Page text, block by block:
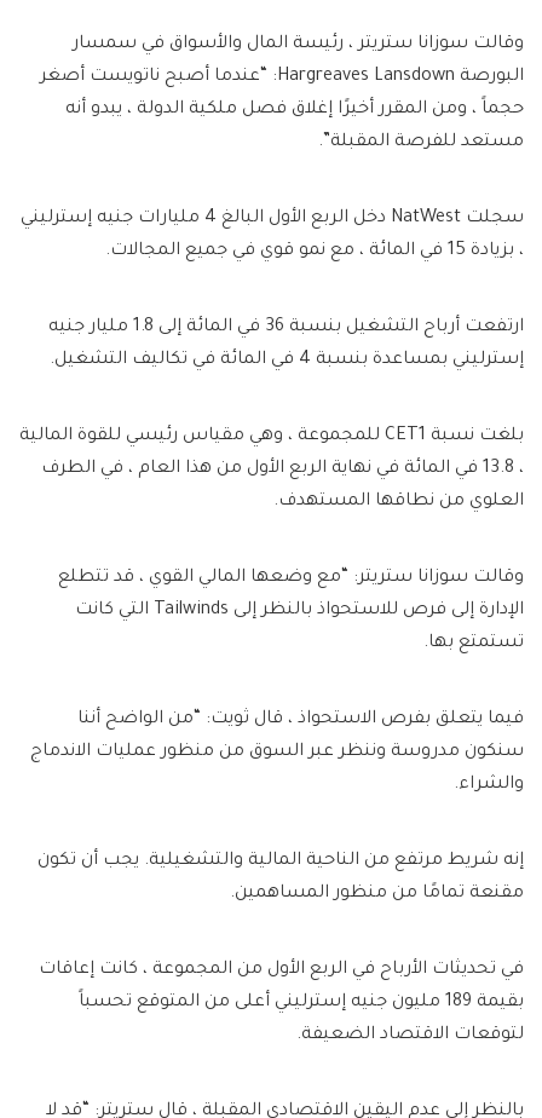
وقالت سوزانا ستريتر ، رئيسة المال والأسواق في سمسار
البورصة Hargreaves Lansdown: “عندما أصبح ناتويست أصغر
حجماً ، ومن المقرر أخيرًا إغلاق فصل ملكية الدولة ، يبدو أنه
مستعد للفرصة المقبلة”.
سجلت NatWest دخل الربع الأول البالغ 4 مليارات جنيه إسترليني
، بزيادة 15 في المائة ، مع نمو قوي في جميع المجالات.
ارتفعت أرباح التشغيل بنسبة 36 في المائة إلى 1.8 مليار جنيه
إسترليني بمساعدة بنسبة 4 في المائة في تكاليف التشغيل.
بلغت نسبة CET1 للمجموعة ، وهي مقياس رئيسي للقوة المالية
، 13.8 في المائة في نهاية الربع الأول من هذا العام ، في الطرف
العلوي من نطاقها المستهدف.
وقالت سوزانا ستريتر: “مع وضعها المالي القوي ، قد تتطلع
الإدارة إلى فرص للاستحواذ بالنظر إلى Tailwinds التي كانت
تستمتع بها.
فيما يتعلق بفرص الاستحواذ ، قال ثويت: “من الواضح أننا
سنكون مدروسة وننظر عبر السوق من منظور عمليات الاندماج
والشراء.
إنه شريط مرتفع من الناحية المالية والتشغيلية. يجب أن تكون
مقنعة تمامًا من منظور المساهمين.
في تحديثات الأرباح في الربع الأول من المجموعة ، كانت إعاقات
بقيمة 189 مليون جنيه إسترليني أعلى من المتوقع تحسباً
لتوقعات الاقتصاد الضعيفة.
بالنظر إلى عدم اليقين الاقتصادي المقبلة ، قال ستريتر: “قد لا